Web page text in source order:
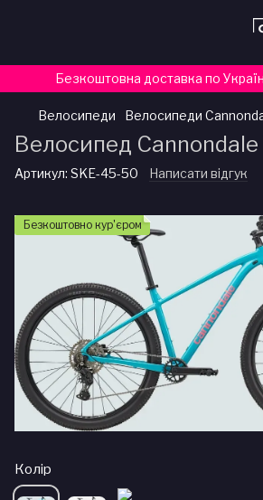
Безкоштовна доставка по
Велосипеди Велосипеди
Велосипед
Артикул: SKE-45-50 Написати відгук
Безкоштовно кур'єром
Колір